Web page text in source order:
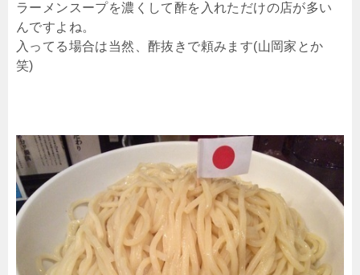
ラーメンスープを濃くして酢を入れただけの店が多い
んですよね。
入ってる場合は当然、酢抜きで頼みます(山岡家とか
笑)